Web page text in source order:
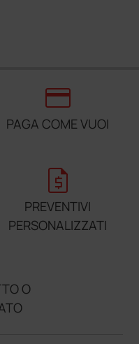
credit_card
PAGA COME VUOI
request_quote
PREVENTIVI
PERSONALIZZATI
O